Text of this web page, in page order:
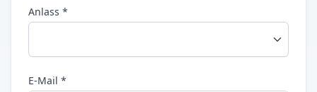
Anlass *
E-Mail *